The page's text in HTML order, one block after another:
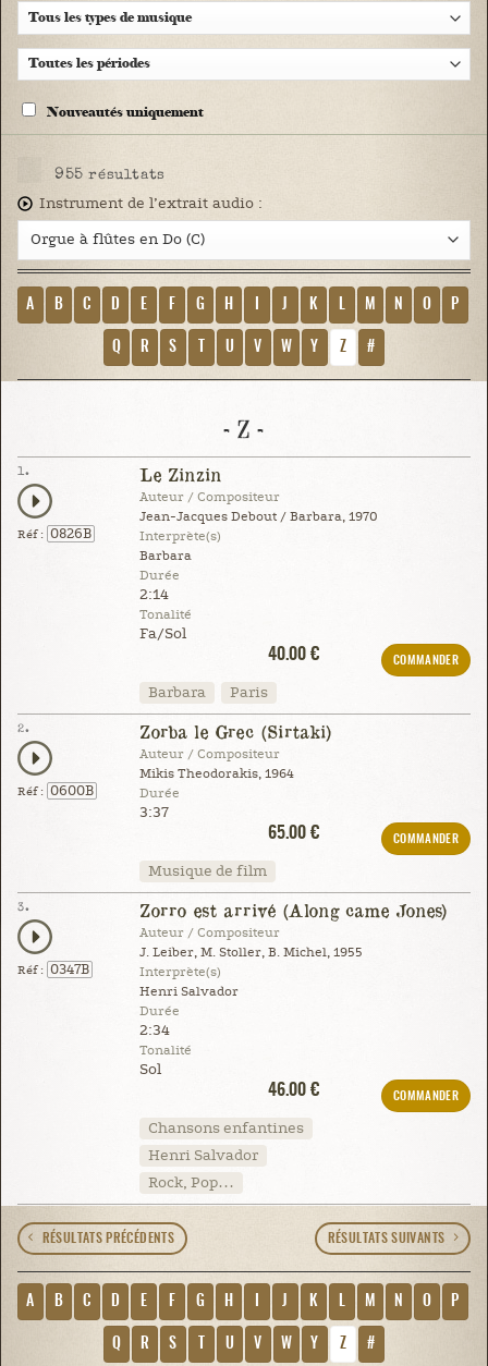
Nouveautés uniquement
955 résultats
Instrument de l’extrait audio :
A B C D E F G H J K M N O P
Q R S U V W Y Z #
- Z -
1.
Réf : 0826B
Le Zinzin
Auteur / Compositeur
Jean-Jacques Debout / Barbara, 1970
Interprète(s)
Barbara
Durée
2:14
Tonalité
Fa/Sol
40.00 €
COMMANDER
Barbara Paris
2.
Réf : 0600B
Zorba le Grec (Sirtaki)
Auteur / Compositeur
Mikis Theodorakis, 1964
Durée
3:37
65.00 €
COMMANDER
Musique de film
3.
Réf : 0347B
Zorro est arrivé (Along came Jones)
Auteur / Compositeur
J. Leiber, M. Stoller, B. Michel, 1955
Interprète(s)
Henri Salvador
Durée
2:34
Tonalité
Sol
46.00 €
COMMANDER
Chansons enfantines
Henri Salvador
Rock, Pop…
RÉSULTATS PRÉCÉDENTS RÉSULTATS SUIVANTS
A B C D E F G H J K M N O P
Q R S U V W Y Z #